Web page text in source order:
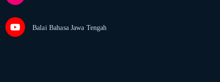
Balai Bahasa Jawa Tengah